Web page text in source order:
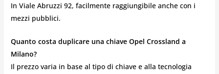
In Viale Abruzzi 92, facilmente raggiungibile anche con i
mezzi pubblici.
Quanto costa duplicare una chiave Opel Crossland a
Milano?
Il prezzo varia in base al tipo di chiave e alla tecnologia